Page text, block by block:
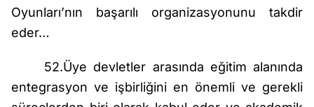
Oyunları’nın başarılı organizasyonunu takdir
eder…
52.Üye devletler arasında eğitim alanında
entegrasyon ve işbirliğini en önemli ve gerekli